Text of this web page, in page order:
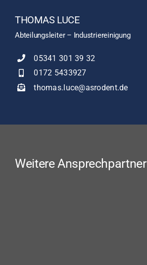
THOMAS LUCE
Abteilungsleiter – Industriereinigung
05341 301 39 32
0172 5433927
thomas.luce@asrodent.de
Weitere Ansprechpartner